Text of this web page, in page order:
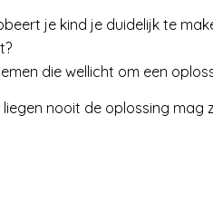
je kind je duidelijk te
die wellicht om een
nooit de oplossing mag